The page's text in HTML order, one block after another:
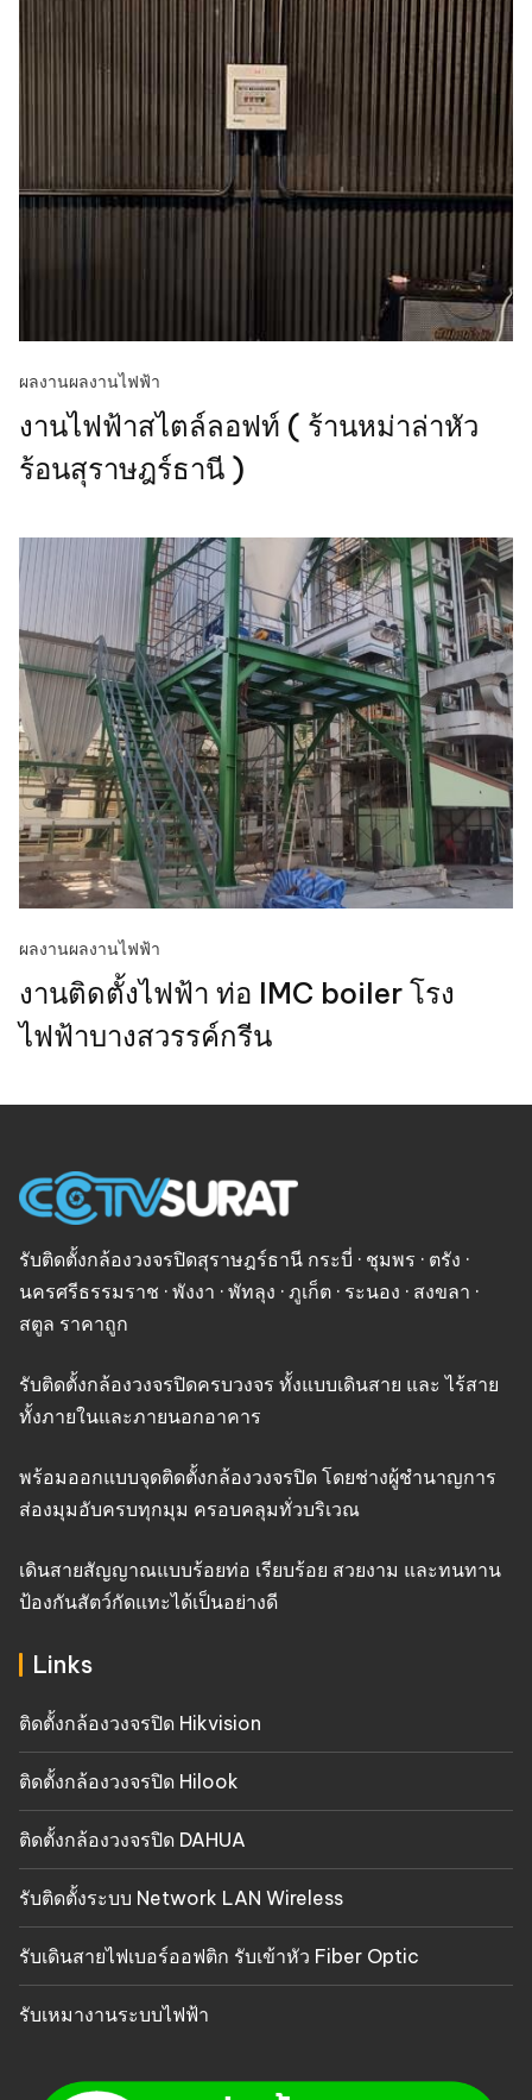
ผลงานผลงานไฟฟ้า
งานไฟฟ้าสไตล์ลอฟท์ ( ร้านหม่าล่าหัว
ร้อนสุราษฎร์ธานี )
ผลงานผลงานไฟฟ้า
งานติดตั้งไฟฟ้า ท่อ IMC boiler โรง
ไฟฟ้าบางสวรรค์กรีน
รับติดตั้งกล้องวงจรปิดสุราษฎร์ธานี กระบี่ · ชุมพร · ตรัง ·
นครศรีธรรมราช · พังงา · พัทลุง · ภูเก็ต · ระนอง · สงขลา ·
สตูล ราคาถูก
รับติดตั้งกล้องวงจรปิดครบวงจร ทั้งแบบเดินสาย และ ไร้สาย
ทั้งภายในและภายนอกอาคาร
พร้อมออกแบบจุดติดตั้งกล้องวงจรปิด โดยช่างผู้ชำนาญการ
ส่องมุมอับครบทุกมุม ครอบคลุมทั่วบริเวณ
เดินสายสัญญาณแบบร้อยท่อ เรียบร้อย สวยงาม และทนทาน
ป้องกันสัตว์กัดแทะได้เป็นอย่างดี
Links
ติดตั้งกล้องวงจรปิด Hikvision
ติดตั้งกล้องวงจรปิด Hilook
ติดตั้งกล้องวงจรปิด DAHUA
รับติดตั้งระบบ Network LAN Wireless
รับเดินสายไฟเบอร์ออฟติก รับเข้าหัว Fiber Optic
รับเหมางานระบบไฟฟ้า